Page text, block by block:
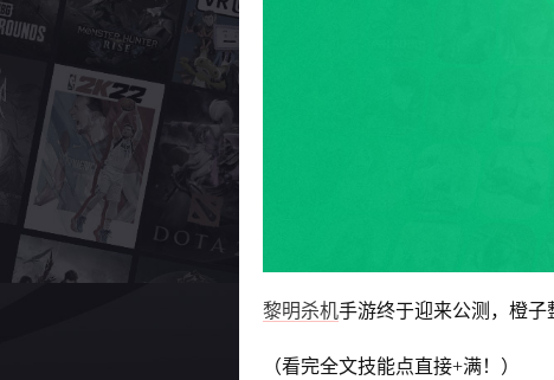
黎明杀机手游终于迎来公测，橙子
（看完全文技能点直接+满！）